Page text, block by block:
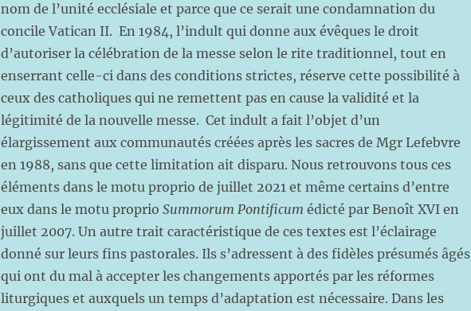
nom de l’unité ecclésiale et parce que ce serait une condamnation du
concile Vatican II. En 1984, l’indult qui donne aux évêques le droit
d’autoriser la célébration de la messe selon le rite traditionnel, tout en
enserrant celle-ci dans des conditions strictes, réserve cette possibilité à
ceux des catholiques qui ne remettent pas en cause la validité et la
légitimité de la nouvelle messe. Cet indult a fait l’objet d’un
élargissement aux communautés créées après les sacres de Mgr Lefebvre
en 1988, sans que cette limitation ait disparu. Nous retrouvons tous ces
éléments dans le motu proprio de juillet 2021 et même certains d’entre
eux dans le motu proprio Summorum Pontificum édicté par Benoît XVI en
juillet 2007. Un autre trait caractéristique de ces textes est l’éclairage
donné sur leurs fins pastorales. Ils s’adressent à des fidèles présumés âgés
qui ont du mal à accepter les changements apportés par les réformes
liturgiques et auxquels un temps d’adaptation est nécessaire. Dans les